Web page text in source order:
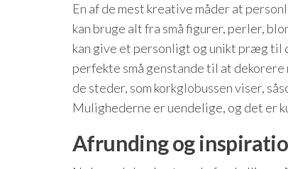
En af de mest kreative måder at
kan bruge alt fra små figurer, perler,
kan give et personligt og unikt præg til
perfekte små genstande til at
de steder, som korkglobussen viser,
Mulighederne er uendelige, og det er
Afrunding og